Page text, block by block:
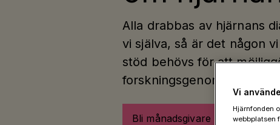
Alla drabbas av hjärnans
vi själva, så är det någon
stöd behövs för att
forskningsgenombrott.
Bli månadsgivare
Vi
Hjärnfonden
webbplatsen